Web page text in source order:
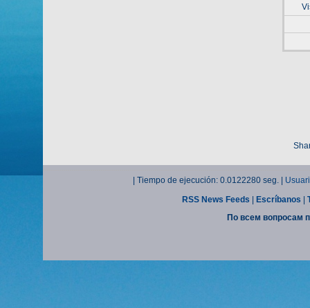
| Tiempo de ejecución: 0.0122280 seg. |
RSS News Feeds
Escríbanos
По всем вопросам